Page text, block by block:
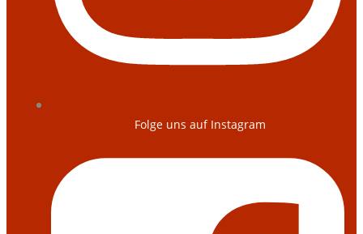
Folge uns auf Instagram